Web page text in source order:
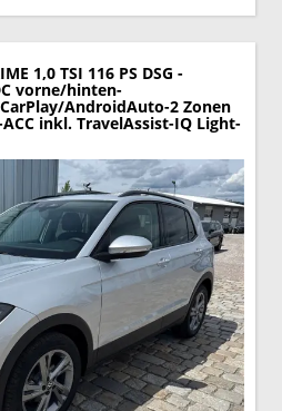
1,0 TSI 116 PS DSG -
vorne/hinten-
AndroidAuto-2 Zonen
inkl. TravelAssist-IQ Light-